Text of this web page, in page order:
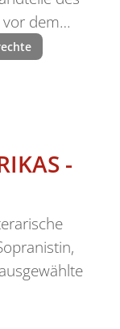
vor dem…
-